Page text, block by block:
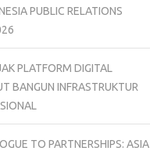
PUBLIC RELATIONS
PLATFORM DIGITAL
BANGUN INFRASTRUKTUR
TO PARTNERSHIPS: ASIA